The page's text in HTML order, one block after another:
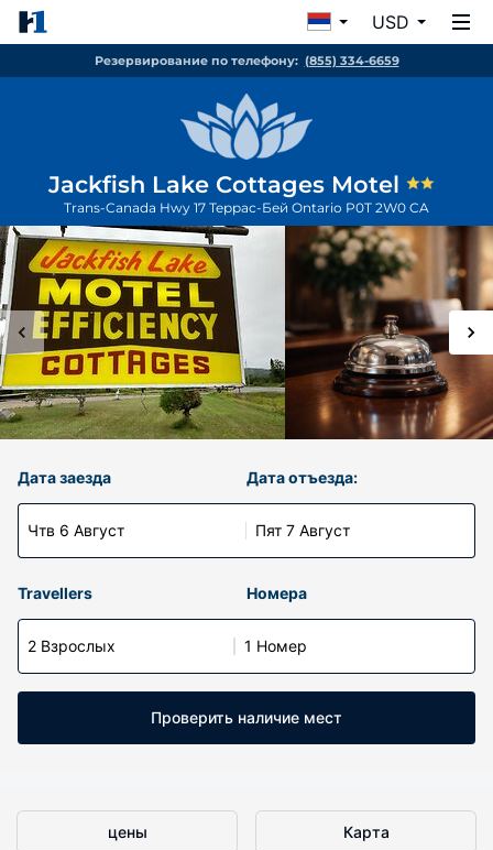
USD
Резервирование по телефону: (855) 334-6659
Jackfish Lake Cottages Motel
Trans-Canada Hwy 17 Террас-Бей Ontario P0T 2W0 CA
Дата заезда
Чтв 6 Август
Дата отъезда:
Пят 7 Август
Travellers Номера
2 Взрослых 1 Номер
Проверить наличие мест
цены Карта